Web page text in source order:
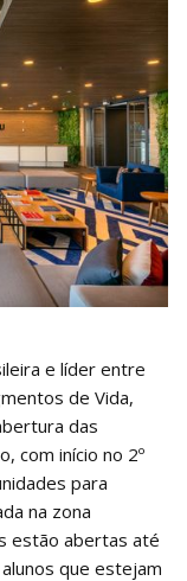
e líder entre
de Vida,
das
com início no 2º
para
na zona
estão abertas até
que estejam